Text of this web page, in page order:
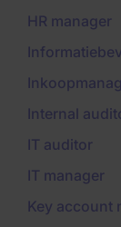
HR manager
Internal
IT auditor
IT manager
Key account